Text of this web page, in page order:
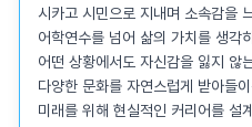
시카고 시민으로 지내며 소속감을
어학연수를 넘어 삶의 가치를 생각
어떤 상황에서도 자신감을 잃지 않
다양한 문화를 자연스럽게 받아들
미래를 위해 현실적인 커리어를 설